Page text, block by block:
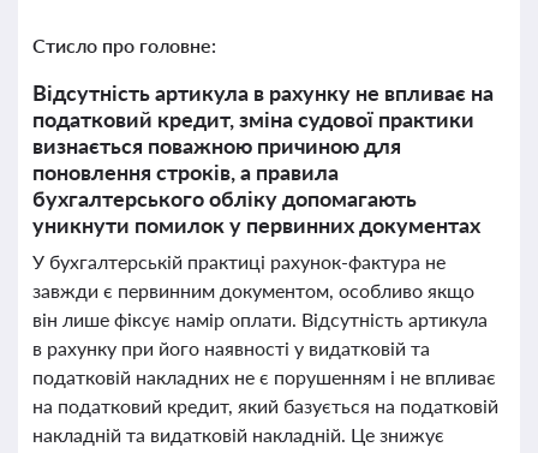
Стисло про головне:
Відсутність артикула в рахунку не впливає на
податковий кредит, зміна судової практики
визнається поважною причиною для
поновлення строків, а правила
бухгалтерського обліку допомагають
уникнути помилок у первинних документах
У бухгалтерській практиці рахунок-фактура не
завжди є первинним документом, особливо якщо
він лише фіксує намір оплати. Відсутність артикула
в рахунку при його наявності у видатковій та
податковій накладних не є порушенням і не впливає
на податковий кредит, який базується на податковій
накладній та видатковій накладній. Це знижує